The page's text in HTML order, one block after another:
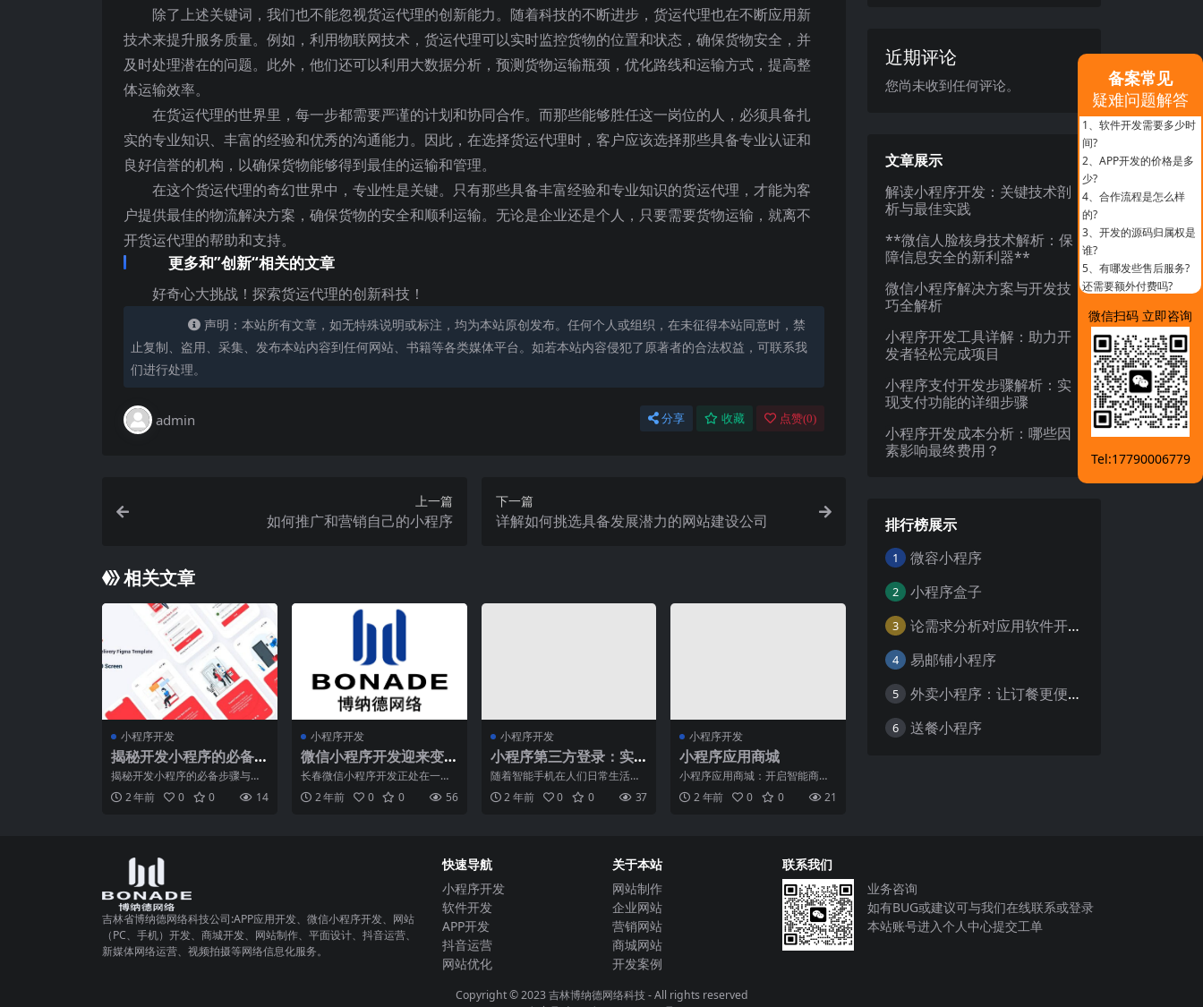
除了上述关键词，我们也不能忽视货运代理的创新能力。随着科技的不断进步，货运代理也在不断应用新
技术来提升服务质量。例如，利用物联网技术，货运代理可以实时监控货物的位置和状态，确保货物安全，并
及时处理潜在的问题。此外，他们还可以利用大数据分析，预测货物运输瓶颈，优化路线和运输方式，提高整
体运输效率。
在货运代理的世界里，每一步都需要严谨的计划和协同合作。而那些能够胜任这一岗位的人，必须具备扎
实的专业知识、丰富的经验和优秀的沟通能力。因此，在选择货运代理时，客户应该选择那些具备专业认证和
良好信誉的机构，以确保货物能够得到最佳的运输和管理。
在这个货运代理的奇幻世界中，专业性是关键。只有那些具备丰富经验和专业知识的货运代理，才能为客
户提供最佳的物流解决方案，确保货物的安全和顺利运输。无论是企业还是个人，只要需要货物运输，就离不
开货运代理的帮助和支持。
更多和”创新“相关的文章
好奇心大挑战！探索货运代理的创新科技！
声明：本站所有文章，如无特殊说明或标注，均为本站原创发布。任何个人或组织，在未征得本站同意时，禁
止复制、盗用、采集、发布本站内容到任何网站、书籍等各类媒体平台。如若本站内容侵犯了原著者的合法权益，可联系我
们进行处理。
admin 分享 收藏 点赞(0)
上一篇
如何推广和营销自己的小程序
下一篇
详解如何挑选具备发展潜力的网站建设公司
相关文章
小程序开发
揭秘开发小程序的必备
步骤和技巧
揭秘开发小程序的必备步骤与技
巧在当今科技高速发展的时代，
不论是个人还是企业，都不
2 年前 0 0 14
小程序开发
微信小程序开发迎来变
现黄金期！
长春微信小程序开发正处在一个
变现黄金期。随着移动互联网的
快速发展和用户对便捷、高
2 年前 0 0 56
小程序开发
小程序第三方登录：实
现多平台账户关联与登
录
随着智能手机在人们日常生活中
的普及，移动应用的使用也越来
越广泛。如今，在人们使用
2 年前 0 0 37
小程序开发
小程序应用商城
小程序应用商城：开启智能商业
新时代随着移动互联网的迅猛发
展，小程序成为了商业领域
2 年前 0 0 21
近期评论
您尚未收到任何评论。
文章展示
解读小程序开发：关键技术剖
析与最佳实践
**微信人脸核身技术解析：保
障信息安全的新利器**
微信小程序解决方案与开发技
巧全解析
小程序开发工具详解：助力开
发者轻松完成项目
小程序支付开发步骤解析：实
现支付功能的详细步骤
小程序开发成本分析：哪些因
素影响最终费用？
排行榜展示
1 微容小程序
2 小程序盒子
3 论需求分析对应用软件开发的重要性
4 易邮铺小程序
5 外卖小程序：让订餐更便捷，吃货的福音
6 送餐小程序
吉林省博纳德网络科技公司:APP应用开发、微信小程序开发、网站
（PC、手机）开发、商城开发、网站制作、平面设计、抖音运营、
新媒体网络运营、视频拍摄等网络信息化服务。
快速导航
小程序开发
软件开发
APP开发
抖音运营
网站优化
关于本站
网站制作
企业网站
营销网站
商城网站
开发案例
联系我们
业务咨询
如有BUG或建议可与我们在线联系或登录
本站账号进入个人中心提交工单
Copyright © 2023吉林博纳德网络科技- All rights reserved
备案常见
疑难问题解答
1、 软件开发需要多少时
间?
2、 APP开发的价格是多
少?
4、 合作流程是怎么样
的?
3、 开发的源码归属权是
谁?
5、 有哪发些售后服务?
还需要额外付费吗?
微信扫码 立即咨询
Tel:17790006779